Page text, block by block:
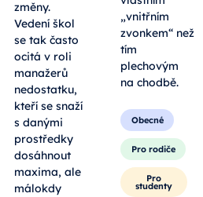
změny.
Vedení škol
se tak často
ocitá v roli
manažerů
nedostatku,
kteří se snaží
s danými
prostředky
dosáhnout
maxima, ale
málokdy
„vnitřním
zvonkem“ než
tím
plechovým
na chodbě.
Obecné
Pro rodiče
Pro
studenty